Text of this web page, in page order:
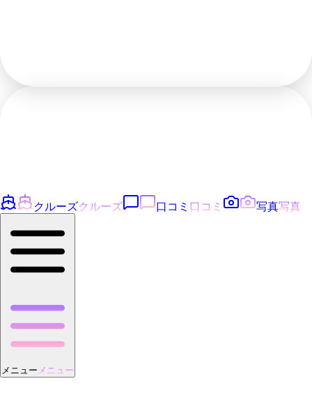
クルーズクルーズ 口コミ 口コミ 写真写真
メニュー メニュー